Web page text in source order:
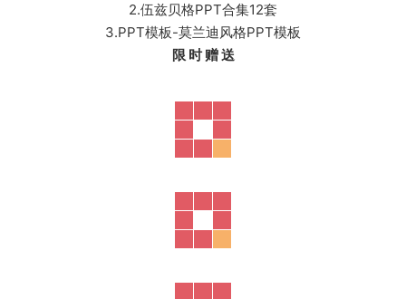
2.伍兹贝格PPT合集12套
3.PPT模板-莫兰迪风格PPT模板
限 时 赠 送